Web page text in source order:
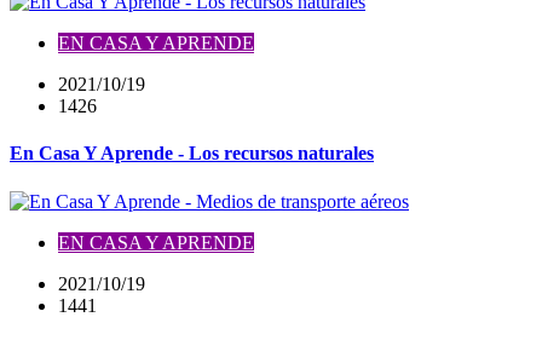
EN CASA Y APRENDE
2021/10/19
1426
En Casa Y Aprende - Los recursos naturales
EN CASA Y APRENDE
2021/10/19
1441